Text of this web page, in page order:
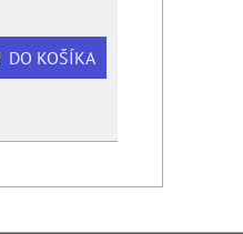
DO KOŠÍKA